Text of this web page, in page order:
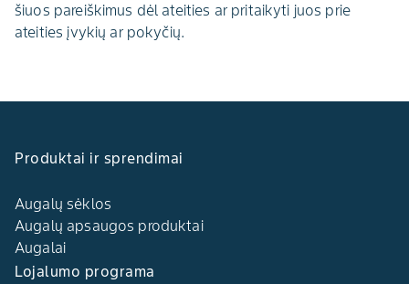
šiuos pareiškimus dėl ateities ar pritaikyti juos prie
ateities įvykių ar pokyčių.
Produktai ir sprendimai
Augalų sėklos
Augalų apsaugos produktai
Augalai
Lojalumo programa